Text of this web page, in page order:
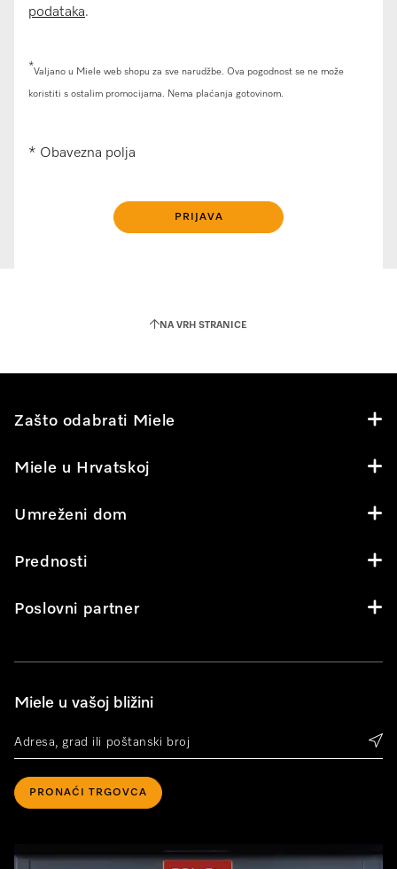
podataka.
*Valjano u Miele web shopu za sve narudžbe. Ova pogodnost se ne može
koristiti s ostalim promocijama. Nema plaćanja gotovinom.
* Obavezna polja
NA VRH STRANICE
Zašto odabrati Miele
Miele u Hrvatskoj
Umreženi dom
Prednosti
Poslovni partner
Miele u vašoj bližini
PRONAĆI TRGOVCA